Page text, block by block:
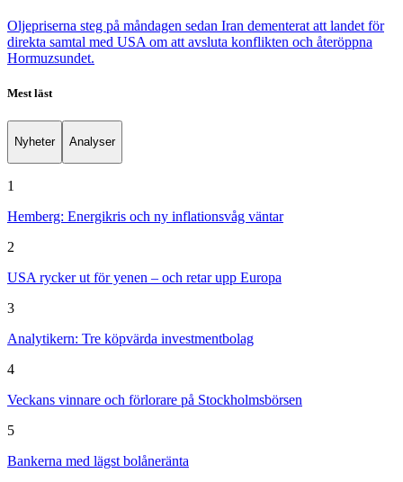
Oljepriserna steg på måndagen sedan Iran dementerat att landet för
direkta samtal med USA om att avsluta konflikten och återöppna
Hormuzsundet.
Mest läst
Nyheter Analyser
1
Hemberg: Energikris och ny inflationsvåg väntar
2
USA rycker ut för yenen – och retar upp Europa
3
Analytikern: Tre köpvärda investmentbolag
4
Veckans vinnare och förlorare på Stockholmsbörsen
5
Bankerna med lägst bolåneränta